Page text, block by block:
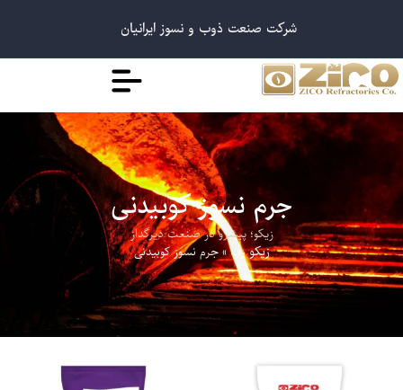
شرکت صنعت ذوب و نسوز ایرانیان
جرم نسوز کوبیدنی
زیکو؛ پیشرو در صنعت دیرگداز
زیکو رف»جرم نسوز کوبیدنی